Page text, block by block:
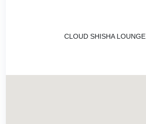
CLOUD SHISHA LOUNGE